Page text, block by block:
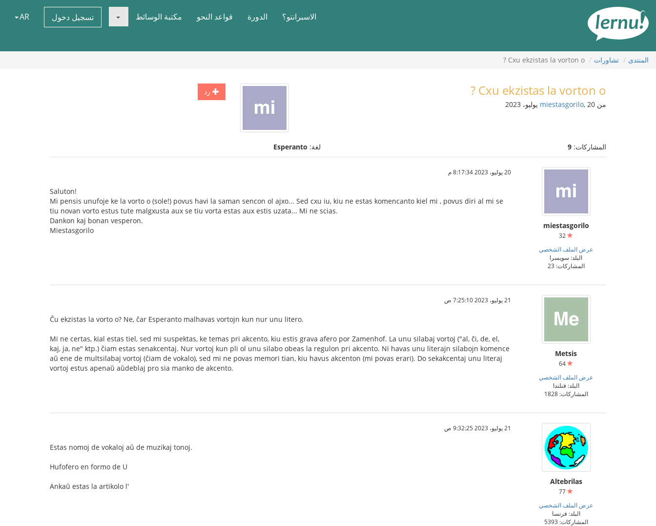
المحتويات
الاسبرانتو؟ الدورة قواعد النحو مكتبة الوسائط تسجيل دخول AR
المنتدى تشاورات Cxu ekzistas la vorton o ?
رد Cxu ekzistas la vorton o ?
من miestasgorilo, 20 يوليو، 2023
المشاركات: 9 لغة: Esperanto
miestasgorilo
عرض الملف الشخصي
البلد: سويسرا
المشاركات: 23
20 يوليو، 2023 8:17:34 م
Saluton!
Mi pensis unufoje ke la vorto o (sole!) povus havi la saman sencon ol ajxo... Sed cxu iu, kiu ne estas komencanto kiel mi , povus diri al mi se
tiu novan vorto estus tute malgxusta aux se tiu vorta estas aux estis uzata... Mi ne scias.
Dankon kaj bonan vesperon.
Miestasgorilo
Metsis
عرض الملف الشخصي
البلد: فنلندا
المشاركات: 1828
21 يوليو، 2023 7:25:10 ص
Ĉu ekzistas la vorto o? Ne, ĉar Esperanto malhavas vortojn kun nur unu litero.
Mi ne certas, kial estas tiel, sed mi suspektas, ke temas pri akcento, kiu estis grava afero por Zamenhof. La unu silabaj vortoj ("al, ĉi, de, el,
kaj, ja, ne" ktp.) ĉiam estas senakcentaj. Nur vortoj kun pli ol unu silabo obeas la regulon pri akcento. Ni havas unu literajn silabojn komence
aŭ ene de multsilabaj vortoj (ĉiam de vokalo), sed mi ne povas memori tian, kiu havus akcenton (mi povas erari). Do sekakcentaj unu literaj
vortoj estus apenaŭ aŭdeblaj pro sia manko de akcento.
Altebrilas
عرض الملف الشخصي
البلد: فرنسا
المشاركات: 5393
21 يوليو، 2023 9:32:25 ص
Estas nomoj de vokaloj aŭ de muzikaj tonoj.
Hufofero en formo de U
Ankaŭ estas la artikolo l'